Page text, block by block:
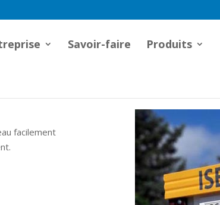
Savoir-faire Produits
facilement